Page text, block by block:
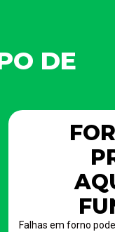
DE
Falhas em forno